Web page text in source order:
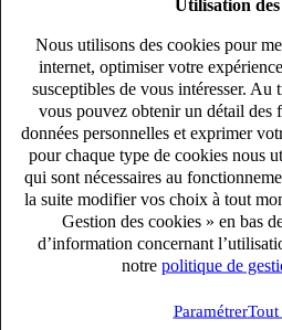
Utilisation des
Nous utilisons des cookies pour
internet, optimiser votre
susceptibles de vous intéresser. Au
vous pouvez obtenir un détail des
données personnelles et exprimer
pour chaque type de cookies nous
qui sont nécessaires au
la suite modifier vos choix à tout
Gestion des cookies » en bas
d’information concernant
notre politique de
ParamétrerTout
s'adapter à vos besoin en
10 univers
connaître votre secteur et ses
12 bureaux en France
proximité avec nos clients et nos
6 solutions
s'adapter à vos besoin en
10 univers
connaître votre secteur et ses
proximité avec nos clients et